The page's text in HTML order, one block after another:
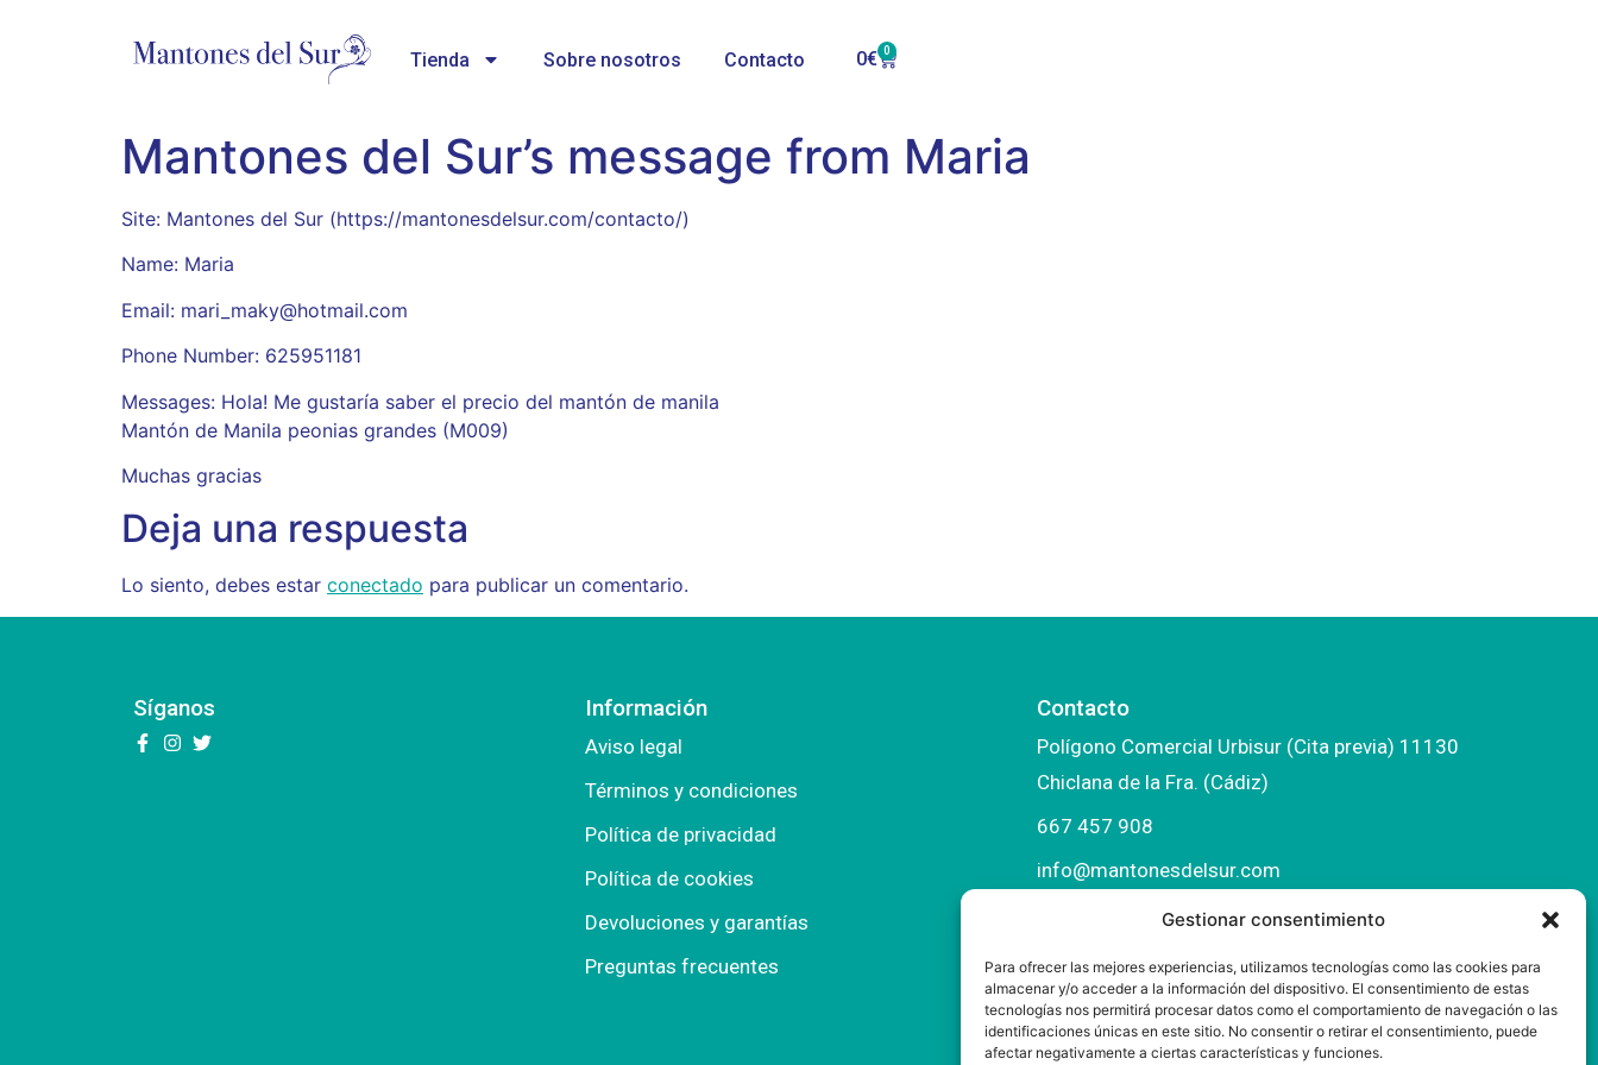
Gestionar consentimiento
Para ofrecer las mejores experiencias, utilizamos tecnologías como las cookies para
almacenar y/o acceder a la información del dispositivo. El consentimiento de estas
tecnologías nos permitirá procesar datos como el comportamiento de navegación o las
identificaciones únicas en este sitio. No consentir o retirar el consentimiento, puede
afectar negativamente a ciertas características y funciones.
Tienda Sobre nosotros Contacto 0€ 0
Mantones del Sur’s message from Maria
Site: Mantones del Sur (https://mantonesdelsur.com/contacto/)
Name: Maria
Email: mari_maky@hotmail.com
Phone Number: 625951181
Messages: Hola! Me gustaría saber el precio del mantón de manila
Mantón de Manila peonias grandes (M009)
Muchas gracias
Deja una respuesta
Lo siento, debes estar conectado para publicar un comentario.
Síganos Información
Aviso legal
Términos y condiciones
Política de privacidad
Política de cookies
Devoluciones y garantías
Preguntas frecuentes
Contacto
Polígono Comercial Urbisur (Cita previa) 11130
Chiclana de la Fra. (Cádiz)
667 457 908
info@mantonesdelsur.com
mantonesdelsur@gmail.com